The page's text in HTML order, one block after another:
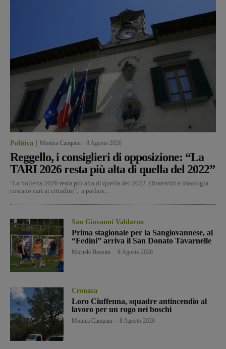
Politica Monica Campani 8 Agosto 2026
Reggello, i consiglieri di opposizione: “La
TARI 2026 resta più alta di quella del 2022”
"La bolletta 2026 resta più alta di quella del 2022. Disservizi e ideologia
costano cari ai cittadini", a parlare...
San Giovanni Valdarno
Prima stagionale per la Sangiovannese, al
“Fedini” arriva il San Donato Tavarnelle
Michele Bossini 8 Agosto 2026
Cronaca
Loro Ciuffenna, squadre antincendio al
lavoro per un rogo nei boschi
Monica Campani 8 Agosto 2026